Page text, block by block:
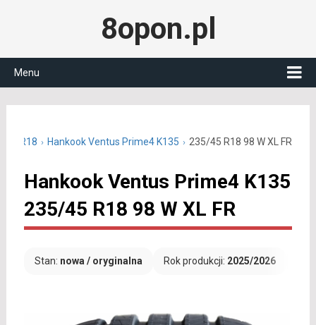
8opon.pl
Menu
45 R18 Hankook Ventus Prime4 K135 235/45 R18 98 W XL FR
Hankook Ventus Prime4 K135
235/45 R18 98 W XL FR
Stan: nowa / oryginalna Rok produkcji: 2025/2026